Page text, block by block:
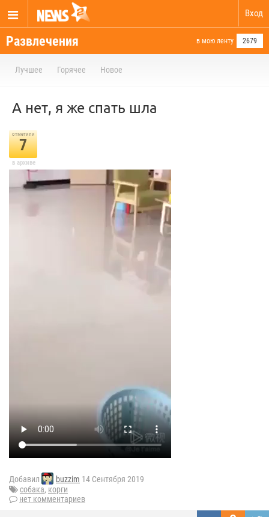
Вход
Развлечения в мою ленту 2679
Лучшее Горячее Новое
А нет, я же спать шла
отметили
7
в архиве
Добавил buzzim 14 Сентября 2019
собака, корги
нет комментариев